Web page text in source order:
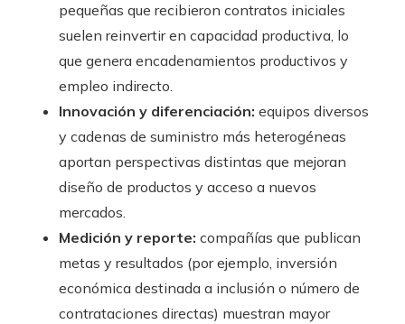
pequeñas que recibieron contratos iniciales
suelen reinvertir en capacidad productiva, lo
que genera encadenamientos productivos y
empleo indirecto.
Innovación y diferenciación: equipos diversos
y cadenas de suministro más heterogéneas
aportan perspectivas distintas que mejoran
diseño de productos y acceso a nuevos
mercados.
Medición y reporte: compañías que publican
metas y resultados (por ejemplo, inversión
económica destinada a inclusión o número de
contrataciones directas) muestran mayor